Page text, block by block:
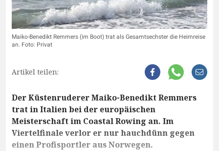
Maiko-Benedikt Remmers (im Boot) trat als Gesamtsechster die Heimreise
an. Foto: Privat
Artikel teilen:
Der Küstenruderer Maiko-Benedikt Remmers
trat in Italien bei der europäischen
Meisterschaft im Coastal Rowing an. Im
Viertelfinale verlor er nur hauchdünn gegen
einen Profisportler aus Norwegen.